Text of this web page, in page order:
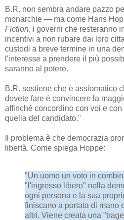
B.R. non sembra andare pazzo
monarchie — ma come Hans
Fiction, i governi che resteranno
incentivi a non rubare dai loro
custodi a breve termine in una
l'interesse a prendere il più
saranno al potere.
B.R. sostiene che è assiomatico
dovete fare è convincere la
affinché concordino con voi e
quella del candidato."
Il problema è che democrazia
libertà. Come spiega Hoppe:
"Un uomo un voto in
"l'ingresso libero" nella
ogni persona e la sua
finiscano a portata di mano
altri. Viene creata una